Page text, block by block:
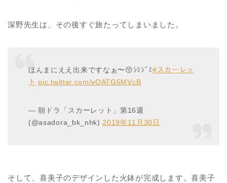
深野先生は、その後すぐ旅たってしまいました。
ほんまにええ出来ですなぁ〜😚ｼﾐｼﾞﾐ#スカーレッ
ト pic.twitter.com/vOATG5MVcB
— 朝ドラ「スカーレット」第16週
(@asadora_bk_nhk)2019年11月30日
そして、喜美子のデザインした火鉢が完成します。喜美子